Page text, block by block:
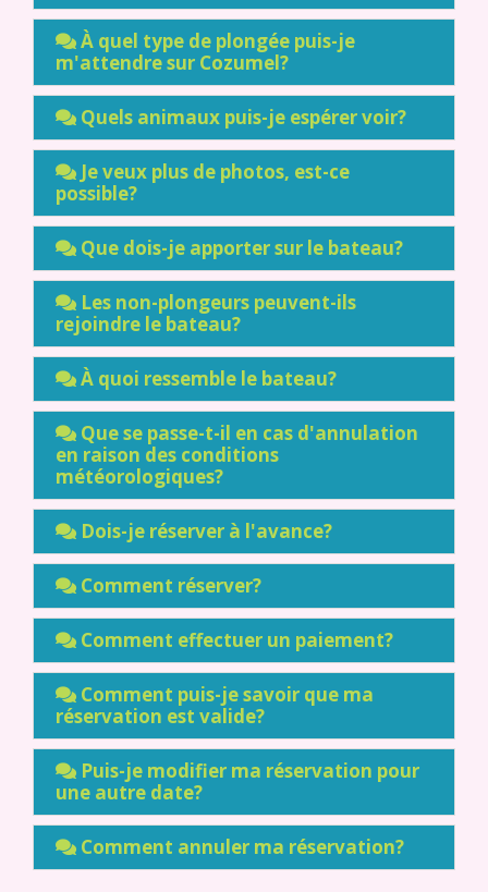
À quel type de plongée puis-je
m'attendre sur Cozumel?
Quels animaux puis-je espérer voir?
Je veux plus de photos, est-ce
possible?
Que dois-je apporter sur le bateau?
Les non-plongeurs peuvent-ils
rejoindre le bateau?
À quoi ressemble le bateau?
Que se passe-t-il en cas d'annulation
en raison des conditions
météorologiques?
Dois-je réserver à l'avance?
Comment réserver?
Comment effectuer un paiement?
Comment puis-je savoir que ma
réservation est valide?
Puis-je modifier ma réservation pour
une autre date?
Comment annuler ma réservation?